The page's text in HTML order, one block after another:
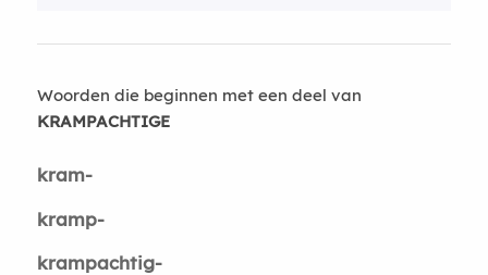
Woorden die beginnen met een deel van
KRAMPACHTIGE
kram-
kramp-
krampachtig-